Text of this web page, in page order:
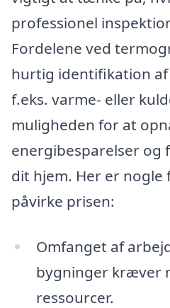
professionel
Fordelene ved
hurtig identifikation
f.eks. varme- eller
muligheden for at
energibesparelser
dit hjem. Her er nogle
påvirke prisen:
Omfanget af
bygninger kræver
ressourcer.